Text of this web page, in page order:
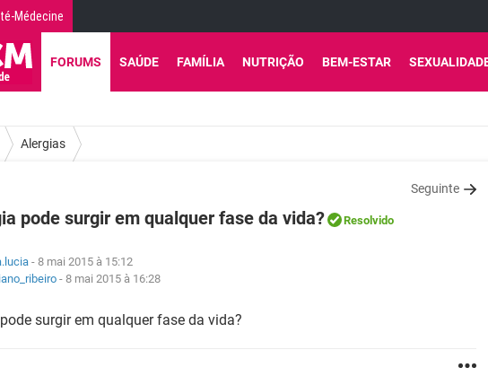
Médecine
FORUMS SAÚDE FAMÍLIA NUTRIÇÃO BEM-ESTAR
Alergias
Seguinte
pode surgir em qualquer fase da vida? Resolvido
- 8 mai 2015 à 15:12
- 8 mai 2015 à 16:28
surgir em qualquer fase da vida?